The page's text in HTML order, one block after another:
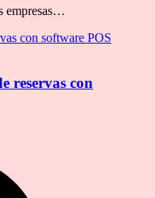
empresas…
reservas con